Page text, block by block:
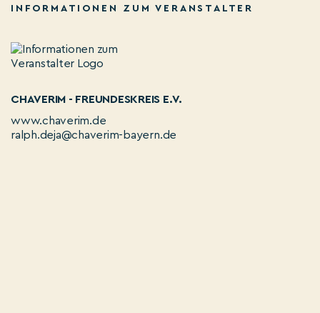
INFORMATIONEN ZUM VERANSTALTER
CHAVERIM - FREUNDESKREIS E.V.
www.chaverim.de
ralph.deja@chaverim-bayern.de